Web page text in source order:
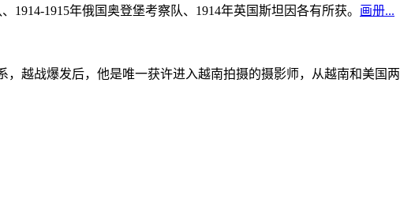
1915年俄国奥登堡考察队、1914年英国斯坦因各有所获。 画册...
，越战爆发后，他是唯一获许进入越南拍摄的摄影师，从越南和美国两